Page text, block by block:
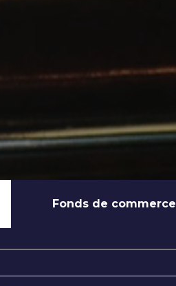
Fonds de commerce